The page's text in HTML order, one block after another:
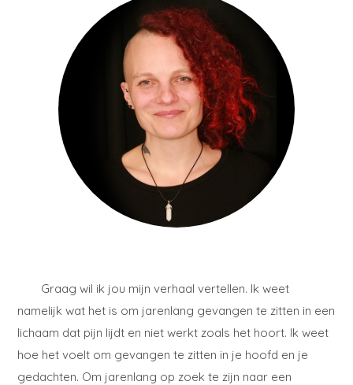
Graag wil ik jou mijn verhaal vertellen. Ik weet
namelijk wat het is om jarenlang gevangen te zitten in een
lichaam dat pijn lijdt en niet werkt zoals het hoort. Ik weet
hoe het voelt om gevangen te zitten in je hoofd en je
gedachten. Om jarenlang op zoek te zijn naar een